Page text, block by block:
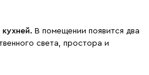
В помещении появится два
света, простора и